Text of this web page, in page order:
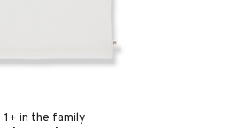
1+ in the family